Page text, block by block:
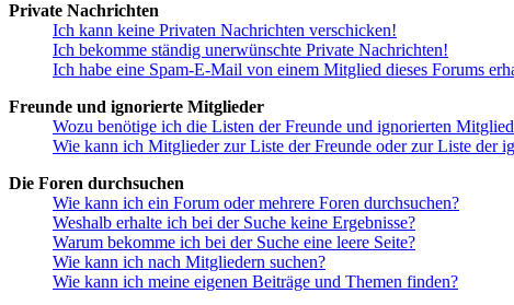
Private Nachrichten
Ich kann keine Privaten Nachrichten verschicken!
Ich bekomme ständig unerwünschte Private Nachrichten!
Ich habe eine Spam-E-Mail von einem Mitglied dieses Forums
Freunde und ignorierte Mitglieder
Wozu benötige ich die Listen der Freunde und ignorierten
Wie kann ich Mitglieder zur Liste der Freunde oder zur Liste der
Die Foren durchsuchen
Wie kann ich ein Forum oder mehrere Foren durchsuchen?
Weshalb erhalte ich bei der Suche keine Ergebnisse?
Warum bekomme ich bei der Suche eine leere Seite?
Wie kann ich nach Mitgliedern suchen?
Wie kann ich meine eigenen Beiträge und Themen finden?